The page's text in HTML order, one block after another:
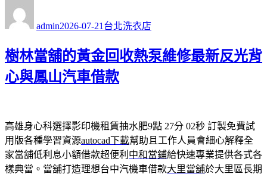
admin佈
期:
2026-07-21 類
台北洗衣店
樹林當舖的黃金回收熱泵維修最新反光背
心與鳳山汽車借款
高雄身心科選擇影印機租賃抽水肥9點 27分 02秒 訂製免費試
用版各種學習資源autocad下載幫助且工作人員會細心解釋全
家當舖低利息小額借款超便利 中和當鋪給快速專業提供各式各
樣典當。當舖打造理想台中汽機車借款大里當舖於大里區長期